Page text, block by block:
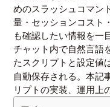
めのスラッシュコマン
量・セッションコスト
も確認したい情報を一
チャット内で自然言語
たスクリプトと設定値
自動保存される。本記
リプトの実装、運用上